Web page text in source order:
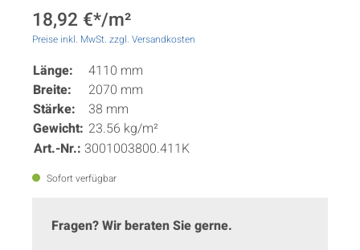
18,92 €*/m²
Preise inkl. MwSt. zzgl. Versandkosten
Länge:
4110 mm
Breite:
2070 mm
Stärke:
38 mm
Gewicht: 23.56 kg/m²
Art.-Nr.: 3001003800.411K
Sofort verfügbar
Fragen? Wir beraten Sie gerne.